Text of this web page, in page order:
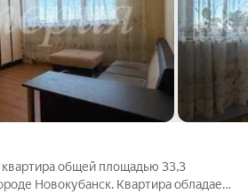
общей площадью 33,3
Новокубанск. Квартира обладает